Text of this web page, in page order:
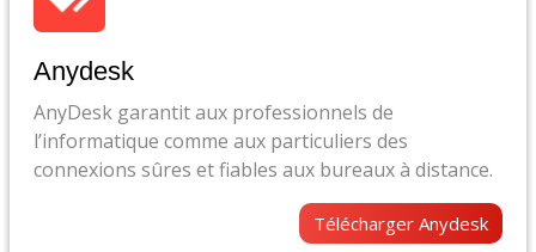
Anydesk
AnyDesk garantit aux professionnels de
l’informatique comme aux particuliers des
connexions sûres et fiables aux bureaux à distance.
Télécharger Anydesk